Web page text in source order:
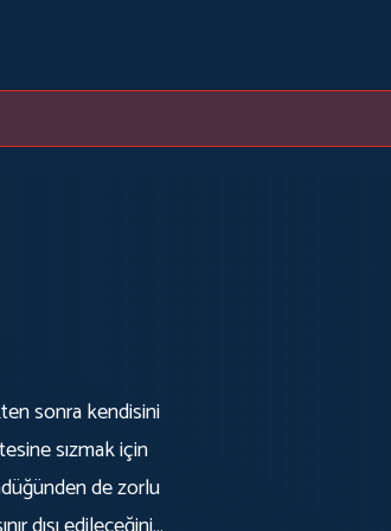
sonra kendisini
sızmak için
de zorlu